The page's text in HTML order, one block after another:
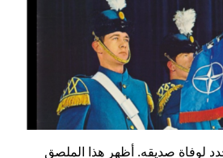
لوفاة صديقه. أظهر هذا الملصق